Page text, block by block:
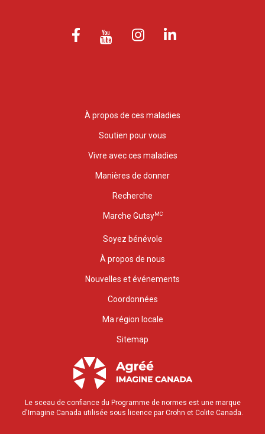
À propos de ces maladies
Soutien pour vous
Vivre avec ces maladies
Manières de donner
Recherche
Marche GutsyMC
Soyez bénévole
À propos de nous
Nouvelles et événements
Coordonnées
Ma région locale
Sitemap
Le sceau de confiance du Programme de normes est une marque
d'Imagine Canada utilisée sous licence par Crohn et Colite Canada.